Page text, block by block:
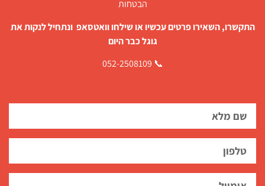
הבטחות
התקשרו, השאירו פרטים עכשיו או שילחו וואטסאפ ונתחיל לנקות את
גוגל כבר היום
📞 052-2508109